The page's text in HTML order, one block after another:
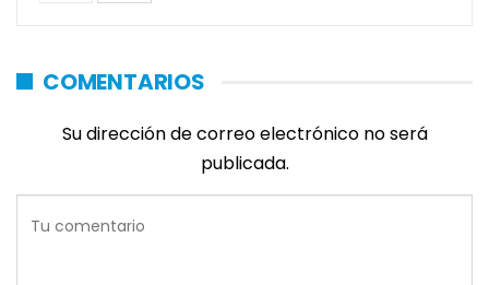
COMENTARIOS
Su dirección de correo electrónico no será
publicada.